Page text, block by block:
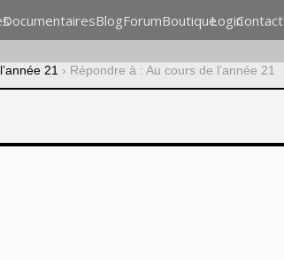
DocumentairesBlogForumBoutiqueLoginContact
21 › Répondre à : Au cours de l’année 21